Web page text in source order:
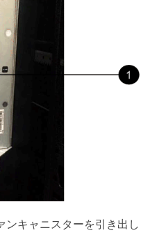
ンキャニスターを引き出し